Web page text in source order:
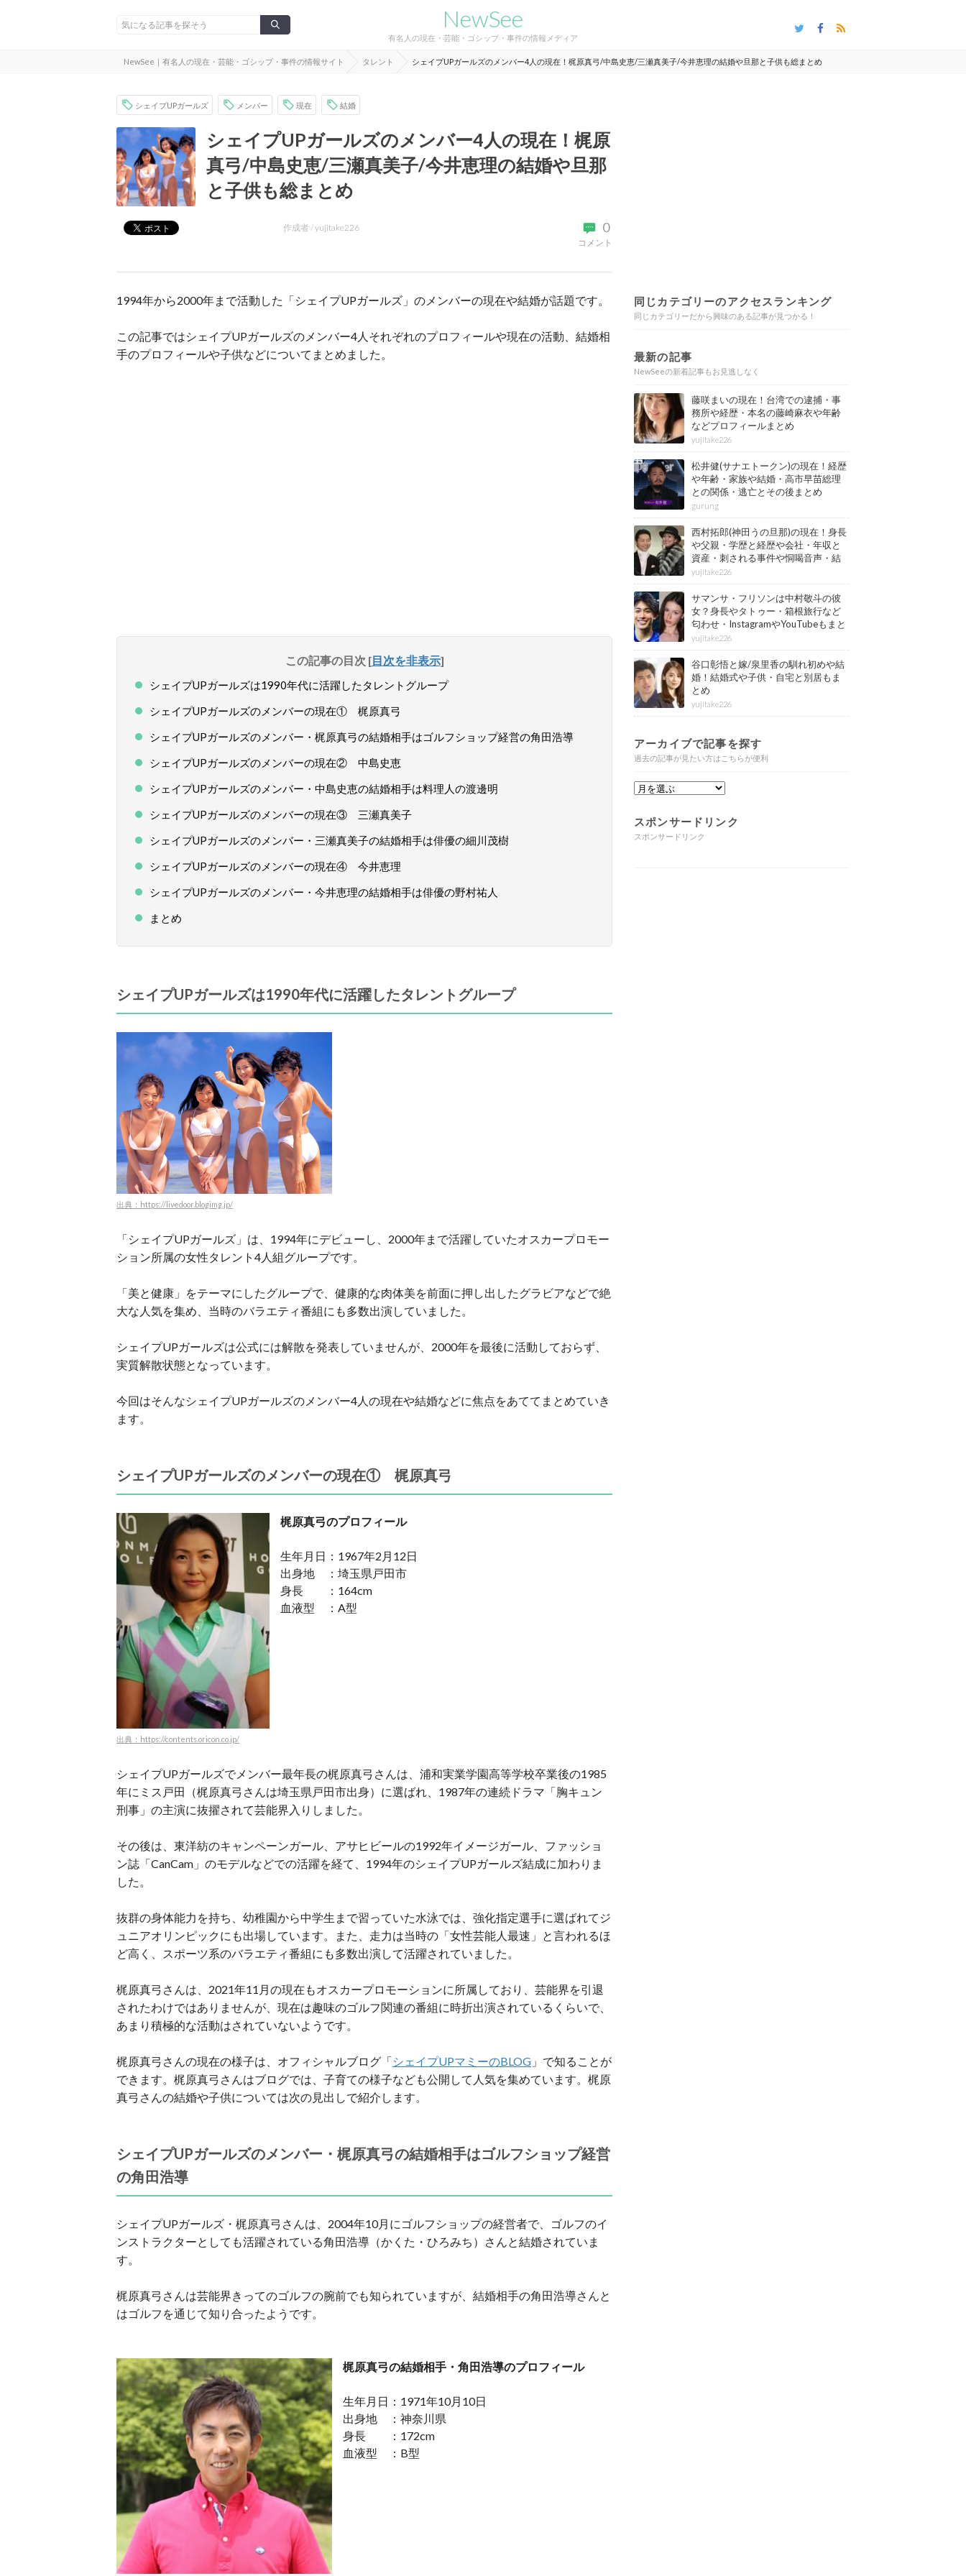
NewSee
有名人の現在・芸能・ゴシップ・事件の情報メディア
NewSee｜有名人の現在・芸能・ゴシップ・事件の情報サイト タレント シェイプUPガールズのメンバー4人の現在！梶原真弓/中島史恵/三瀬真美子/今井恵理の結婚や旦那と子供も総まとめ
シェイプUPガールズ メンバー 現在 結婚
シェイプUPガールズのメンバー4人の現在！梶原
真弓/中島史恵/三瀬真美子/今井恵理の結婚や旦那
と子供も総まとめ
0
コメント
作成者 /yujitake226
1994年から2000年まで活動した「シェイプUPガールズ 」のメンバーの現在や結婚が話題です。
この記事ではシェイプUPガールズのメンバー4人それぞれのプロフィールや現在の活動、結婚相
手のプロフィールや子供などについてまとめました。
この記事の目次 [目次を非表示]
シェイプUPガールズは1990年代に活躍したタレントグループ
シェイプUPガールズのメンバーの現在① 梶原真弓
シェイプUPガールズのメンバー・梶原真弓の結婚相手はゴルフショップ経営の角田浩導
シェイプUPガールズのメンバーの現在② 中島史恵
シェイプUPガールズのメンバー・中島史恵の結婚相手は料理人の渡邊明
シェイプUPガールズのメンバーの現在③ 三瀬真美子
シェイプUPガールズのメンバー・三瀬真美子の結婚相手は俳優の細川茂樹
シェイプUPガールズのメンバーの現在④ 今井恵理
シェイプUPガールズのメンバー・今井恵理の結婚相手は俳優の野村祐人
まとめ
シェイプUPガールズは1990年代に活躍したタレントグループ
出典：https://livedoor.blogimg.jp/
「シェイプUPガールズ」は、1994年にデビューし、2000年まで活躍していたオスカープロモー
ション所属の女性タレント4人組グループです。
「美と健康」をテーマにしたグループで、健康的な肉体美を前面に押し出したグラビアなどで絶
大な人気を集め、当時のバラエティ番組にも多数出演していました。
シェイプUPガールズは公式には解散を発表していませんが、2000年を最後に活動しておらず、
実質解散状態となっています。
今回はそんなシェイプUPガールズのメンバー4人の現在や結婚などに焦点をあててまとめていき
ます。
シェイプUPガールズのメンバーの現在① 梶原真弓
出典：https://contents.oricon.co.jp/
梶原真弓のプロフィール
生年月日：1967年2月12日
出身地 ：埼玉県戸田市
身長 ：164cm
血液型 ：A型
シェイプUPガールズでメンバー最年長の梶原真弓さんは、浦和実業学園高等学校卒業後の1985
年にミス戸田（梶原真弓さんは埼玉県戸田市出身）に選ばれ、1987年の連続ドラマ「胸キュン
刑事」の主演に抜擢されて芸能界入りしました。
その後は、東洋紡のキャンペーンガール、アサヒビールの1992年イメージガール、ファッショ
ン誌「CanCam」のモデルなどでの活躍を経て、1994年のシェイプUPガールズ結成に加わりま
した。
抜群の身体能力を持ち、幼稚園から中学生まで習っていた水泳では、強化指定選手に選ばれてジ
ュニアオリンピックにも出場しています。また、走力は当時の「女性芸能人最速」と言われるほ
ど高く、スポーツ系のバラエティ番組にも多数出演して活躍されていました。
梶原真弓さんは、2021年11月の現在もオスカープロモーションに所属しており、芸能界を引退
されたわけではありませんが、現在は趣味のゴルフ関連の番組に時折出演されているくらいで、
あまり積極的な活動はされていないようです。
梶原真弓さんの現在の様子は、オフィシャルブログ「シェイプUPマミーのBLOG 」で知ることが
できます。梶原真弓さんはブログでは、子育ての様子なども公開して人気を集めています。梶原
真弓さんの結婚や子供については次の見出しで紹介します。
シェイプUPガールズのメンバー・梶原真弓の結婚相手はゴルフショップ経営
の角田浩導
シェイプUPガールズ・梶原真弓さんは、2004年10月にゴルフショップの経営者で、ゴルフのイ
ンストラクターとしても活躍されている角田浩導（かくた・ひろみち）さんと結婚されていま
す。
梶原真弓さんは芸能界きってのゴルフの腕前でも知られていますが、結婚相手の角田浩導さんと
はゴルフを通じて知り合ったようです。
梶原真弓の結婚相手・角田浩導のプロフィール
生年月日：1971年10月10日
出身地 ：神奈川県
身長 ：172cm
血液型 ：B型
同じカテゴリーのアクセスランキング
同じカテゴリーだから興味のある記事が見つかる！
最新の記事
NewSeeの新着記事もお見逃しなく
藤咲まいの現在！台湾での逮捕・事
務所や経歴・本名の藤崎麻衣や年齢
などプロフィールまとめ
yujitake226
松井健(サナエトークン)の現在！経歴
や年齢・家族や結婚・高市早苗総理
との関係・逃亡とその後まとめ
gurung
西村拓郎(神田うの旦那)の現在！身長
や父親・学歴と経歴や会社・年収と
資産・刺される事件や恫喝音声・結
婚と子供や自宅・脳梗塞の病気もま
とめ
yujitake226
サマンサ・フリソンは中村敬斗の彼
女？身長やタトゥー・箱根旅行など
匂わせ・InstagramやYouTubeもまと
め
yujitake226
谷口彰悟と嫁/泉里香の馴れ初めや結
婚！結婚式や子供・自宅と別居もま
とめ
yujitake226
アーカイブで記事を探す
過去の記事が見たい方はこちらが便利
スポンサードリンク
スポンサードリンク